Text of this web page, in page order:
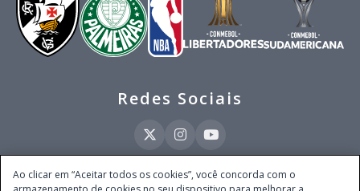
Redes Sociais
Ao clicar em “Aceitar todos os cookies”, você concorda com o